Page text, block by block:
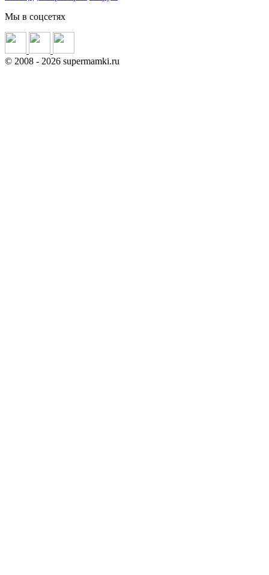
Мы в соцсетях
© 2008 - 2026 supermamki.ru